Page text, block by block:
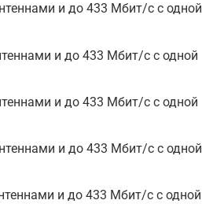
и до 433 Мбит/с с одной
и до 433 Мбит/с с одной
и до 433 Мбит/с с одной
и до 433 Мбит/с с одной
и до 433 Мбит/с с одной